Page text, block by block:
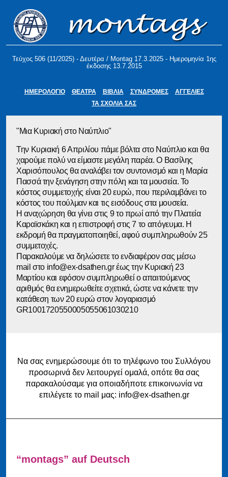
Τεύχος 506 (11/2025) - Δευτέρα / Montag 17.3.2025 - Ημερομηνία 1ης
έκδοσης 13.7.2015
ΗΜΕΡΟΛΟΓΙΟ ΘΕΑΤΡΑ ΒΙΒΛΙΑ ΣΥΝΔΡΟΜΕΣ
ΑΓΓΕΛΙΕΣ
ΤΑ ΣΧΟΛΙΑ ΣΑΣ
"Μια Κυριακή στο Ναύπλιο"
Την Κυριακή 6 Απριλίου πάμε βόλτα στο Ναύπλιο και θα
χαρούμε πολύ να είμαστε μεγάλη παρέα. Ο Βασίλης
Χαρισόπουλος θα αναλάβει τον συντονισμό και η Μαρία
Πασσά την ξενάγηση στην πόλη και τα μουσεία. Το
κόστος συμμετοχής είναι 20 ευρώ, που περιλαμβάνει το
κόστος του πούλμαν και τις εισόδους στα μουσεία.
Η αναχώρηση θα γίνει στις 9 το πρωί από την Πλατεία
Καραϊσκάκη και η επιστροφή στις 7 το απόγευμα. Η
εκδρομή θα πραγματοποιηθεί, αφού συμπληρωθούν 25
συμμετοχές.
Παρακαλούμε να δηλώσετε το ενδιαφέρον σας μέσω
mail στο info@ex-dsathen.gr έως την Κυριακή 23
Μαρτίου και εφόσον συμπληρωθεί ο απαιτούμενος
αριθμός θα ενημερωθείτε σχετικά, ώστε να κάνετε την
κατάθεση των 20 ευρώ στον λογαριασμό
GR1001720550005055061030210
Να σας ενημερώσουμε ότι το τηλέφωνο του Συλλόγου
προσωρινά δεν λειτουργεί ομαλά, οπότε θα σας
παρακαλούσαμε για οποιαδήποτε επικοινωνία να
επιλέγετε το mail μας: info@ex-dsathen.gr
“montags” auf Deutsch